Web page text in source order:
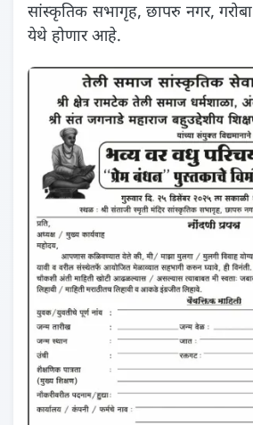
सांस्कृतिक सभागृह, छापरु नगर,
येथे होणार आहे.